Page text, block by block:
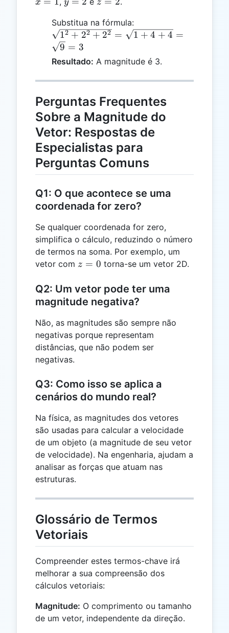
x
2
y
2
z
Substitua na fórmula:
+ 2^2 +
\sqrt{1 +
\sqrt{9}
12 + 22 + 22 = 1 + 4 + 4 =
9 = 3
Resultado: A magnitude é 3.
Perguntas Frequentes
Sobre a Magnitude do
Vetor: Respostas de
Especialistas para
Perguntas Comuns
Q1: O que acontece se uma
coordenada for zero?
Se qualquer coordenada for zero,
simplifica o cálculo, reduzindo o número
de termos na soma. Por exemplo, um
vetor com z
0
z = 0 torna-se um vetor 2D.
Q2: Um vetor pode ter uma
magnitude negativa?
Não, as magnitudes são sempre não
negativas porque representam
distâncias, que não podem ser
negativas.
Q3: Como isso se aplica a
cenários do mundo real?
Na física, as magnitudes dos vetores
são usadas para calcular a velocidade
de um objeto (a magnitude de seu vetor
de velocidade). Na engenharia, ajudam a
analisar as forças que atuam nas
estruturas.
Glossário de Termos
Vetoriais
Compreender estes termos-chave irá
melhorar a sua compreensão dos
cálculos vetoriais:
Magnitude: O comprimento ou tamanho
de um vetor, independente da direção.